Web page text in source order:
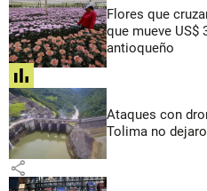
Flores que
que mueve US$
antioqueño
share
Ataques con
Tolima no
share